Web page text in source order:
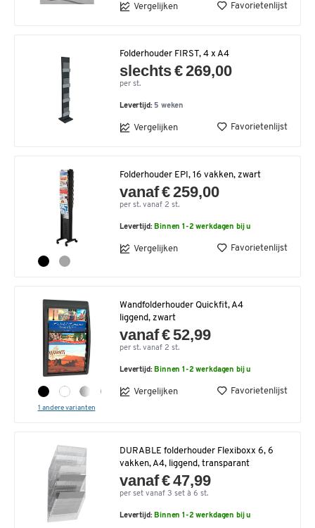
Vergelijken Favorietenlijst
Folderhouder FIRST, 4 x A4
slechts € 269,00
per st.
Levertijd: 5 weken
Vergelijken Favorietenlijst
Folderhouder EPI, 16 vakken, zwart
vanaf € 259,00
per st. vanaf 2 st.
Levertijd: Binnen 1-2 werkdagen bij u
Vergelijken Favorietenlijst
1 andere varianten
Wandfolderhouder Quickfit, A4
liggend, zwart
vanaf € 52,99
per st. vanaf 2 st.
Levertijd: Binnen 1-2 werkdagen bij u
Vergelijken Favorietenlijst
DURABLE folderhouder Flexiboxx 6, 6
vakken, A4, liggend, transparant
vanaf € 47,99
per set vanaf 3 set à 6 st.
Levertijd: Binnen 1-2 werkdagen bij u